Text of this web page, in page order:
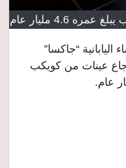
4.6 مليار عام
“جاكسا”
عينات من كويكب